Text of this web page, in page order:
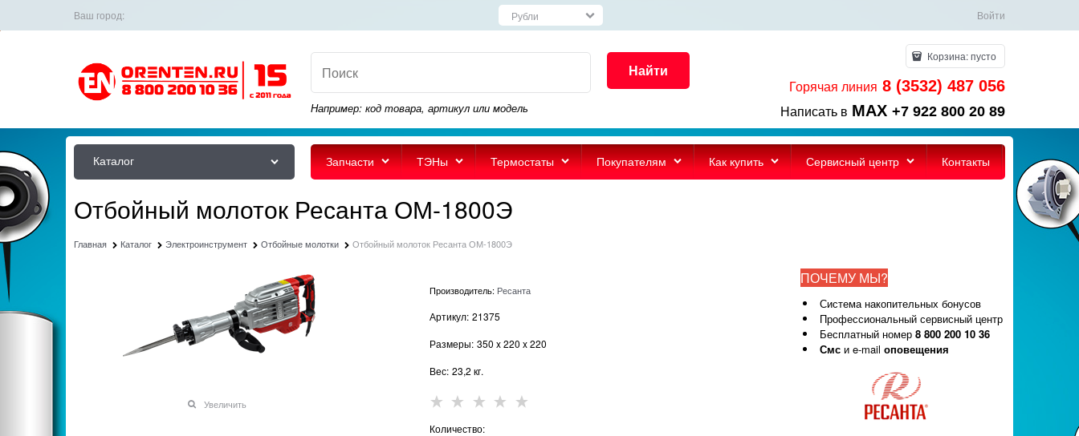
Ваш город: Войти
Найти
Например: код товара, артикул или модель
Корзина:пусто
Горячая линия 8 (3532) 487 056
Написать в MAX +7 922 800 20 89
Каталог Запчасти ТЭНы Термостаты Покупателям Как купить Сервисный центр Контакты
Отбойный молоток Ресанта ОМ-1800Э
Главная Каталог Электроинструмент Отбойные молотки Отбойный молоток Ресанта ОМ-1800Э
Увеличить
Производитель: Ресанта
Артикул: 21375
Размеры: 350 x220 x220
Вес: 23,2 кг.
Количество:
ПОЧЕМУ МЫ?
Система накопительных бонусов
Профессиональный сервисный центр
Бесплатный номер 8 800 200 10 36
Смс и e-mail оповещения